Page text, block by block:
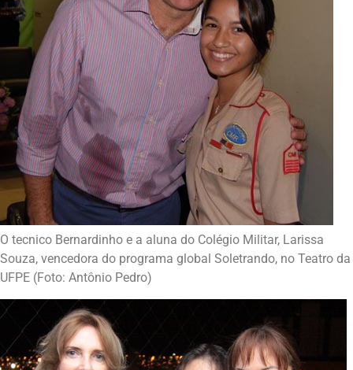
O tecnico Bernardinho e a aluna do Colégio Militar, Larissa
Souza, vencedora do programa global Soletrando, no Teatro da
UFPE (Foto: Antônio Pedro)